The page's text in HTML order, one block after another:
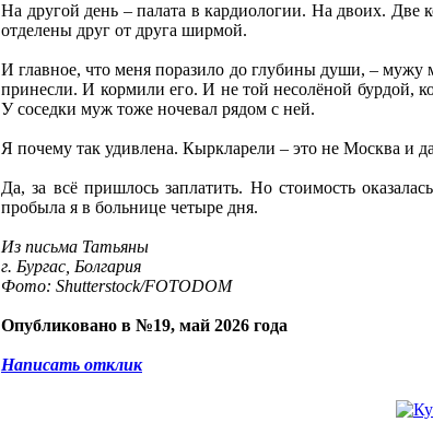
На другой день – палата в кардиологии. На двоих. Две
отделены друг от друга ширмой.
И главное, что меня поразило до глубины души, – мужу
принесли. И кормили его. И не той несолёной бурдой,
У соседки муж тоже ночевал рядом с ней.
Я почему так удивлена. Кыркларели – это не Москва и
Да, за всё пришлось заплатить. Но стоимость
пробыла я в больнице четыре дня.
Из письма Татьяны
г. Бургас, Болгария
Фото: Shutterstock/FOTODOM
Опубликовано в №19, май 2026 года
Написать отклик